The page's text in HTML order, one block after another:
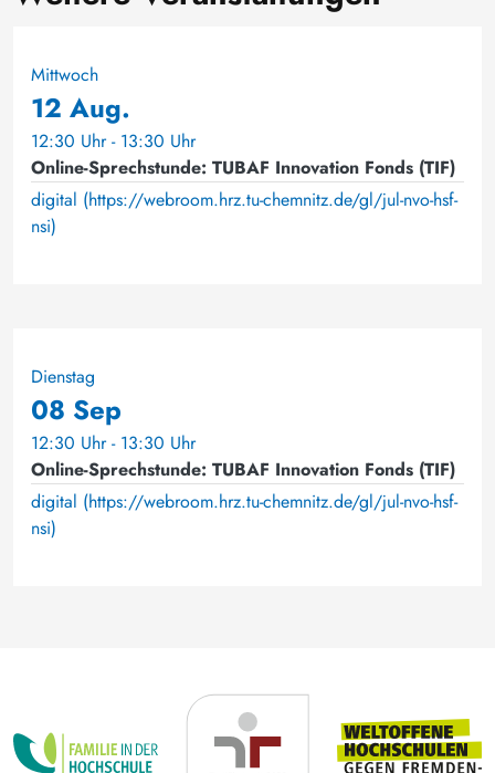
Mittwoch
12 Aug.
12:30 Uhr - 13:30 Uhr
Online-Sprechstunde: TUBAF Innovation Fonds (TIF)
digital (https://webroom.hrz.tu-chemnitz.de/gl/jul-nvo-hsf-
nsi)
Dienstag
08 Sep
12:30 Uhr - 13:30 Uhr
Online-Sprechstunde: TUBAF Innovation Fonds (TIF)
digital (https://webroom.hrz.tu-chemnitz.de/gl/jul-nvo-hsf-
nsi)